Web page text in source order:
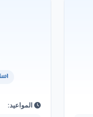
المواعيد: